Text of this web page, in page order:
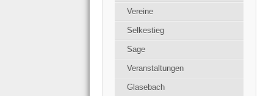
Vereine
Selkestieg
Sage
Veranstaltungen
Glasebach